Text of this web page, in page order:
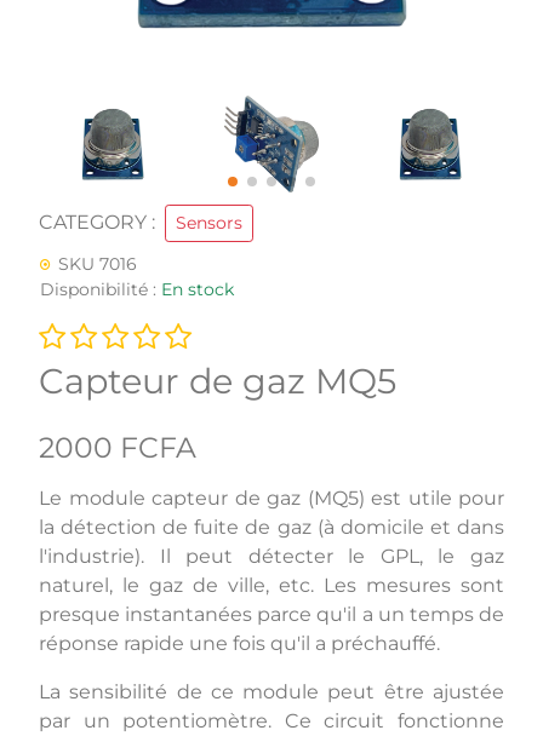
CATEGORY :
Sensors
SKU 7016
Disponibilité : En stock
Capteur de gaz MQ5
2000 FCFA
Le module capteur de gaz (MQ5) est utile pour
la détection de fuite de gaz (à domicile et dans
l'industrie). Il peut détecter le GPL, le gaz
naturel, le gaz de ville, etc. Les mesures sont
presque instantanées parce qu'il a un temps de
réponse rapide une fois qu'il a préchauffé.
La sensibilité de ce module peut être ajustée
par un potentiomètre. Ce circuit fonctionne